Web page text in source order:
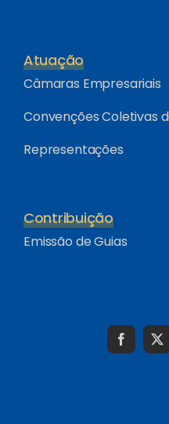
Atuação
Câmaras Empresariais
Convenções Coletivas
Representações
Contribuição
Emissão de Guias